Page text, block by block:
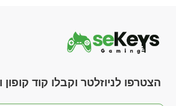
הצטרפו לניוזלטר וקבלו קוד